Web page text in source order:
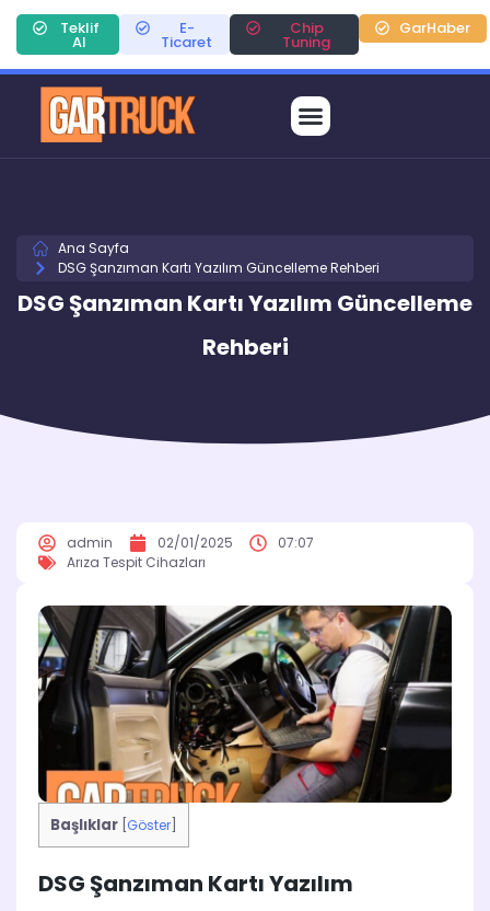
Teklif
Al
E-
Ticaret
Chip
Tuning
GarHaber
Ana Sayfa
DSG Şanzıman Kartı Yazılım Güncelleme Rehberi
DSG Şanzıman Kartı Yazılım Güncelleme
Rehberi
admin 02/01/2025
07:07
Arıza Tespit Cihazları
Başlıklar Göster
DSG Şanzıman Kartı Yazılım